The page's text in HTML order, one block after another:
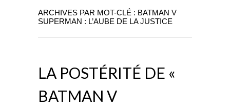
ARCHIVES PAR MOT-CLÉ : BATMAN V
SUPERMAN : L’AUBE DE LA JUSTICE
LA POSTÉRITÉ DE «
BATMAN V